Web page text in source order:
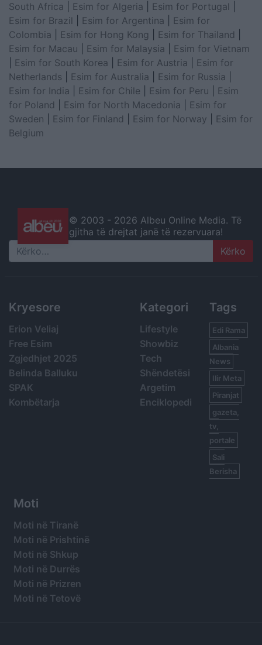
South Africa
Esim for Algeria Esim for Portugal
Esim for Brazil
Esim for Argentina
Esim for
Colombia
Esim for Hong Kong Esim for Thailand
Esim for Macau
Esim for Malaysia
Esim for Vietnam
Esim for South Korea Esim for Austria
Esim for
Netherlands
Esim for Australia Esim for Russia
Esim for India
Esim for Chile Esim for Peru
Esim
for Poland
Esim for North Macedonia
Esim for
Sweden
Esim for Finland Esim for Norway
Esim for
Belgium
© 2003 - 2026 Albeu Online Media. Të
gjitha të drejtat janë të rezervuara!
Search
Kryesore
Erion Veliaj
Free Esim
Zgjedhjet 2025
Belinda Balluku
SPAK
Kombëtarja
Kategori
Lifestyle
Showbiz
Tech
Shëndetësi
Argetim
Enciklopedi
Tags
Edi Rama
Albania
News
Ilir Meta
Piranjat
gazeta,
tv,
portale
Sali
Berisha
Moti
Moti në Tiranë
Moti në Prishtinë
Moti në Shkup
Moti në Durrës
Moti në Prizren
Moti në Tetovë